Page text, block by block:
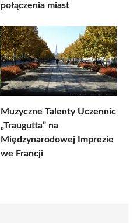
połączenia miast
Muzyczne Talenty Uczennic
„Traugutta” na
Międzynarodowej Imprezie
we Francji